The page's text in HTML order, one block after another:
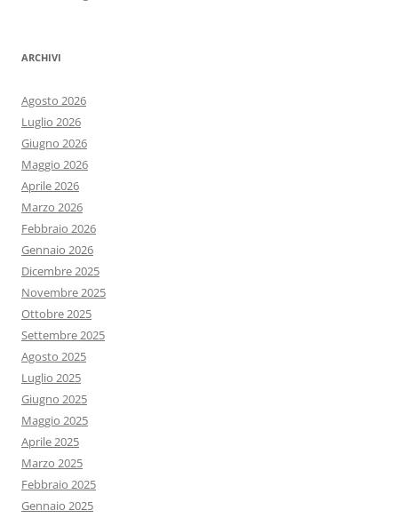
ARCHIVI
Agosto 2026
Luglio 2026
Giugno 2026
Maggio 2026
Aprile 2026
Marzo 2026
Febbraio 2026
Gennaio 2026
Dicembre 2025
Novembre 2025
Ottobre 2025
Settembre 2025
Agosto 2025
Luglio 2025
Giugno 2025
Maggio 2025
Aprile 2025
Marzo 2025
Febbraio 2025
Gennaio 2025